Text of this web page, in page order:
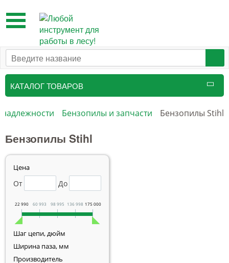
Toggle
navigation
КАТАЛОГ ТОВАРОВ
Бензопилы и запчасти Бензопилы Stihl
Бензопилы Stihl
Цена
От До
22 990 60 993 98 995 136 998 175 000
Шаг цепи, дюйм
Ширина паза, мм
Производитель